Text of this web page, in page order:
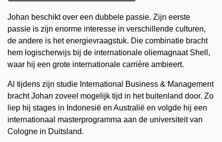
Johan beschikt over een dubbele passie. Zijn eerste
passie is zijn enorme interesse in verschillende culturen,
de andere is het energievraagstuk. Die combinatie bracht
hem logischerwijs bij de internationale oliemagnaat Shell,
waar hij een grote internationale carrière ambieert.
Al tijdens zijn studie International Business & Management
bracht Johan zoveel mogelijk tijd in het buitenland door. Zo
liep hij stages in Indonesië en Australië en volgde hij een
internationaal masterprogramma aan de universiteit van
Cologne in Duitsland.